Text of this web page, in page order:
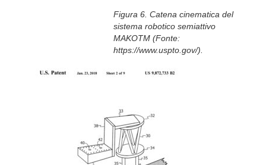
Figura 6. Catena cinematica del
sistema robotico semiattivo
MAKOTM (Fonte:
https://www.uspto.gov/).